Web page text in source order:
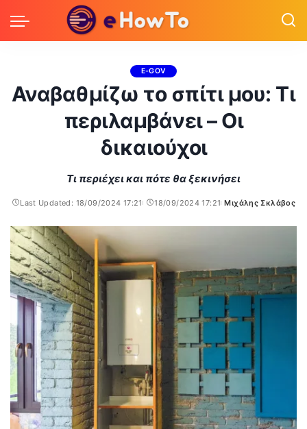
E-GOV
Αναβαθμίζω το σπίτι μου: Τι
περιλαμβάνει – Οι
δικαιούχοι
Τι περιέχει και πότε θα ξεκινήσει
Last Updated: 18/09/2024 17:21 18/09/2024 17:21
Posted
Μιχάλης Σκλάβος